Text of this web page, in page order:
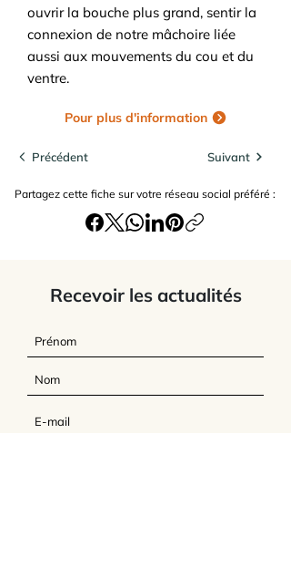
ouvrir la bouche plus grand, sentir la
connexion de notre mâchoire liée
aussi aux mouvements du cou et du
ventre.
Pour plus d'information
Précédent Suivant
Partagez cette fiche sur votre réseau social préféré :
Recevoir les actualités